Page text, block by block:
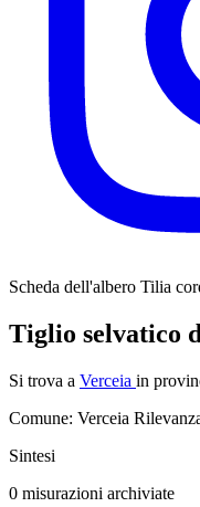
Scheda dell'albero Tilia
Tiglio selvatico
Si trova a Verceia in
Comune: Verceia
Sintesi
0 misurazioni archiviate